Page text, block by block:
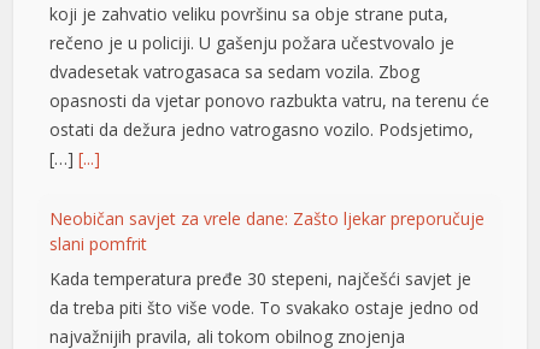
koji je zahvatio veliku površinu sa obje strane puta,
rečeno je u policiji. U gašenju požara učestvovalo je
dvadesetak vatrogasaca sa sedam vozila. Zbog
opasnosti da vjetar ponovo razbukta vatru, na terenu će
ostati da dežura jedno vatrogasno vozilo. Podsjetimo,
[…][...]
Neobičan savjet za vrele dane: Zašto ljekar preporučuje
slani pomfrit
Kada temperatura pređe 30 stepeni, najčešći savjet je
da treba piti što više vode. To svakako ostaje jedno od
najvažnijih pravila, ali tokom obilnog znojenja